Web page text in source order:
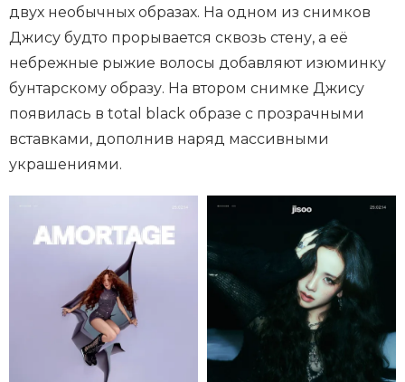
двух необычных образах. На одном из снимков
Джису будто прорывается сквозь стену, а её
небрежные рыжие волосы добавляют изюминку
бунтарскому образу. На втором снимке Джису
появилась в total black образе с прозрачными
вставками, дополнив наряд массивными
украшениями.